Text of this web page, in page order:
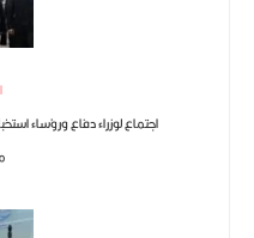
اجتماع لوزراء دفاع ورؤساء